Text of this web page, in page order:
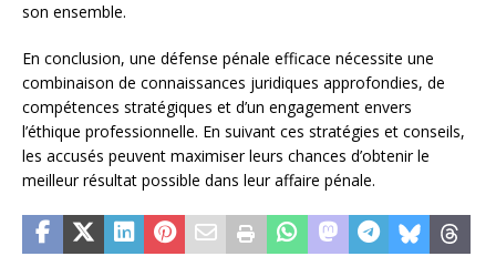
son ensemble.
En conclusion, une défense pénale efficace nécessite une
combinaison de connaissances juridiques approfondies, de
compétences stratégiques et d’un engagement envers
l’éthique professionnelle. En suivant ces stratégies et conseils,
les accusés peuvent maximiser leurs chances d’obtenir le
meilleur résultat possible dans leur affaire pénale.